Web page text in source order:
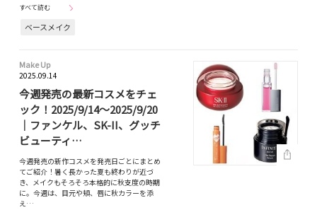
すべて読む
ベースメイク
Make Up
2025.09.14
今週発売の最新コスメをチェ
ック！2025/9/14～2025/9/20
｜ファンケル、SK-II、グッチ
ビューティ…
今週発売の新作コスメを発売日ごとにまとめ
てご紹介！暑く長かった夏も終わりが近づ
き、メイクもそろそろ本格的に秋支度の時期
に。今週は、目元や頬、唇に秋カラーを添
え…